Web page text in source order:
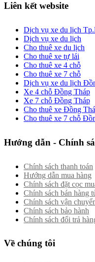
Liên kết website
Dịch vụ xe du lịch
Dịch vụ xe du lịch
Cho thuê xe du lịch
Cho thuê xe tự lái
Cho thuê xe 4 chỗ
Cho thuê xe 7 chỗ
Dịch vụ xe du lịch
Xe 4 chỗ Đồng Tháp
Xe 7 chỗ Đồng Tháp
Cho thuê xe Đồng
Cho thuê xe 7 chỗ
Hướng dẫn - Chính
Chính sách thanh toán
Hướng dẫn mua hàng
Chính sách đặt cọc
Chính sách bán hàng
Chính sách vận
Chính sách bảo hành
Chính sách đổi trả
Về chúng tôi